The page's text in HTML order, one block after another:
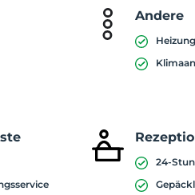
Andere
Heizung
24-